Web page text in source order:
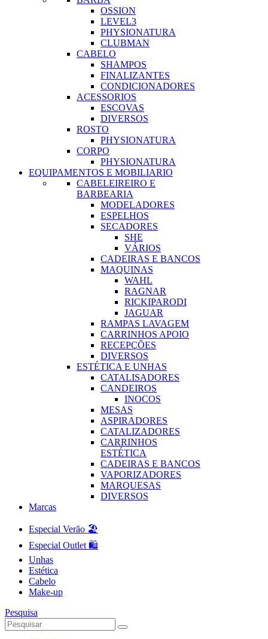
OSSION
LEVEL3
PHYSIONATURA
CLUBMAN
CABELO
SHAMPOS
FINALIZANTES
CONDICIONADORES
ACESSORIOS
ESCOVAS
DIVERSOS
ROSTO
PHYSIONATURA
CORPO
PHYSIONATURA
EQUIPAMENTOS E MOBILIARIO
CABELEIREIRO E
BARBEARIA
MODELADORES
ESPELHOS
SECADORES
SHE
VÁRIOS
CADEIRAS E BANCOS
MAQUINAS
WAHL
RAGNAR
RICKIPARODI
JAGUAR
RAMPAS LAVAGEM
CARRINHOS APOIO
RECEPÇÕES
DIVERSOS
ESTÉTICA E UNHAS
CATALISADORES
CANDEIROS
INOCOS
MESAS
ASPIRADORES
CATALIZADORES
CARRINHOS
ESTÉTICA
CADEIRAS E BANCOS
VAPORIZADORES
MARQUESAS
DIVERSOS
Marcas
Especial Verão 🏖️
Especial Outlet 🛍️
Unhas
Estética
Cabelo
Make-up
Pesquisa